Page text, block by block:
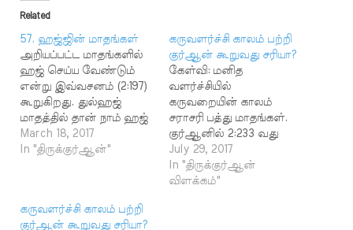
Related
57. ஹஜ்ஜின் மாதங்கள்
அறியப்பட்ட மாதங்களில்
ஹஜ் செய்ய வேண்டும்
என்று இவ்வசனம் (2:197)
கூறுகிறது. துல்ஹஜ்
மாதத்தில் தான் நாம் ஹஜ்
செய்கிறோம். ஆனால்
மாதங்கள் என்று
மொழியில் இரண்டைக்
March 18, 2017
In "திருக்குர்ஆன்"
கருவளர்ச்சி காலம் பற்றி
குர்ஆன் கூறுவது சரியா?
கேள்வி: மனித
வளர்ச்சியில்
கருவறையின் காலம்
சராசரி பத்து மாதங்கள்.
குர்ஆனில் 2:233 வது
வசனம் பால்குடியின்
காலம் 2 வருடம் (அதாவது
24 மாதங்கள்) எனக்
July 29, 2017
In "திருக்குர்ஆன்
விளக்கம்"
கருவளர்ச்சி காலம் பற்றி
குர்ஆன் கூறுவது சரியா?